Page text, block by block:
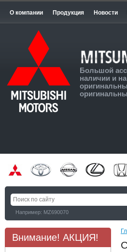
О компании Продукция Новости
Большой
наличии и на
Например: MZ690070
Внимание! АКЦИЯ!